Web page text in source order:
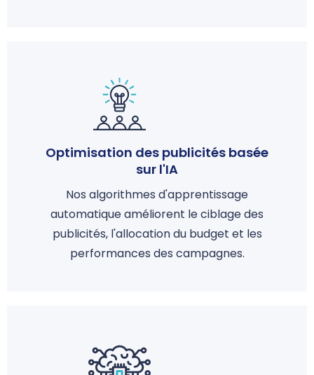
Optimisation des publicités basée
sur l'IA
Nos algorithmes d'apprentissage
automatique améliorent le ciblage des
publicités, l'allocation du budget et les
performances des campagnes.